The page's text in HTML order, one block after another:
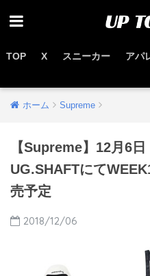
TOP X スニーカー アパ
ホーム Supreme
【Supreme】12月6
UG.SHAFTにて
売予定
2018/12/06